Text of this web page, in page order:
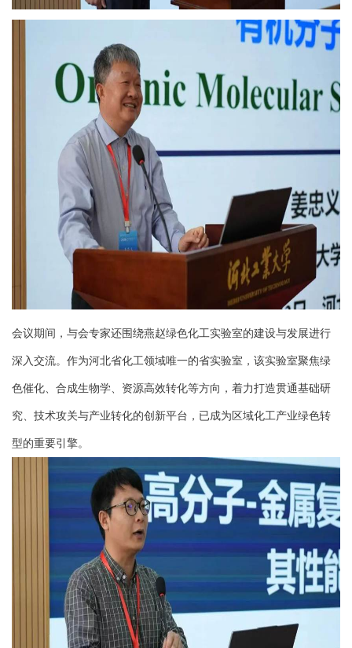
会议期间，与会专家还围绕燕赵绿色化工实验室的建设与发展进行
深入交流。作为河北省化工领域唯一的省实验室，该实验室聚焦绿
色催化、合成生物学、资源高效转化等方向，着力打造贯通基础研
究、技术攻关与产业转化的创新平台，已成为区域化工产业绿色转
型的重要引擎。